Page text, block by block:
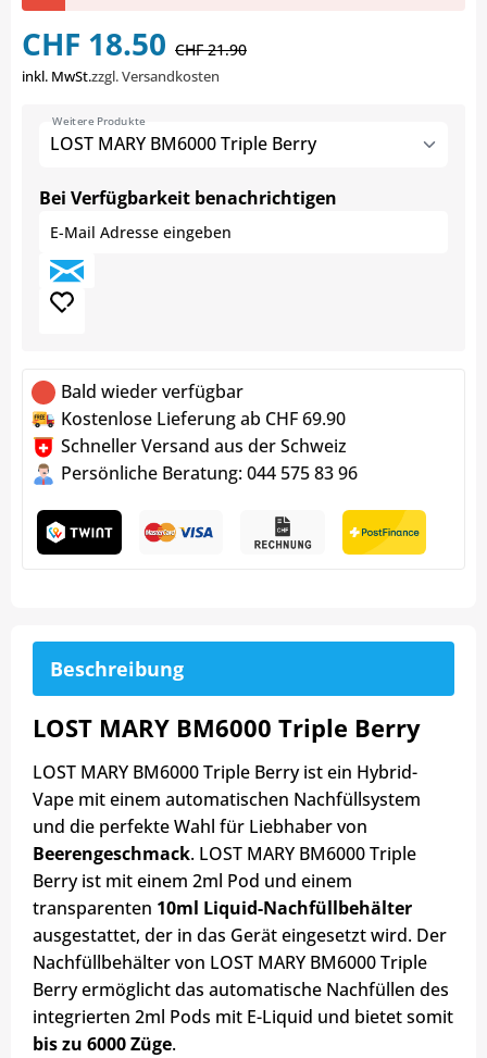
CHF 18.50 CHF 21.90
inkl. MwSt.zzgl. Versandkosten
LOST MARY BM6000 Triple Berry
Weitere Produkte
Bei Verfügbarkeit benachrichtigen
Bald wieder verfügbar
Kostenlose Lieferung ab CHF 69.90
Schneller Versand aus der Schweiz
Persönliche Beratung: 044 575 83 96
Beschreibung
LOST MARY BM6000 Triple Berry
LOST MARY BM6000 Triple Berry ist ein Hybrid-
Vape mit einem automatischen Nachfüllsystem
und die perfekte Wahl für Liebhaber von
Beerengeschmack. LOST MARY BM6000 Triple
Berry ist mit einem 2ml Pod und einem
transparenten 10ml Liquid-Nachfüllbehälter
ausgestattet, der in das Gerät eingesetzt wird. Der
Nachfüllbehälter von LOST MARY BM6000 Triple
Berry ermöglicht das automatische Nachfüllen des
integrierten 2ml Pods mit E-Liquid und bietet somit
bis zu 6000 Züge.